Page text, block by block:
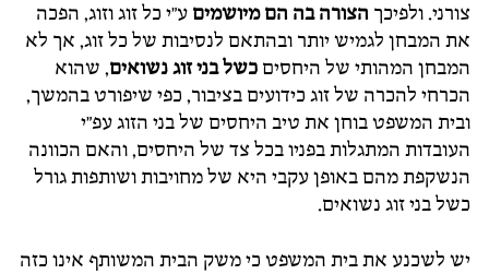
צורני. ולפיכך הצורה בה הם מיושמים ע"י כל זוג וזוג, הפכה
את המבחן לגמיש יותר ובהתאם לנסיבות של כל זוג, אך לא
המבחן המהותי של היחסים כשל בני זוג נשואים, שהוא
הכרחי להכרה של זוג כידועים בציבור, כפי שיפורט בהמשך,
ובית המשפט בוחן את טיב היחסים של בני הזוג עפ"י
העובדות המתגלות בפניו בכל צד של היחסים, והאם הכוונה
הנשקפת מהם באופן עקבי היא של מחויבות ושותפות גורל
כשל בני זוג נשואים.
יש לשכנע את בית המשפט כי משק הבית המשותף אינו כזה